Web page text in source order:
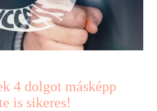
4 dolgot másképp
is sikeres!